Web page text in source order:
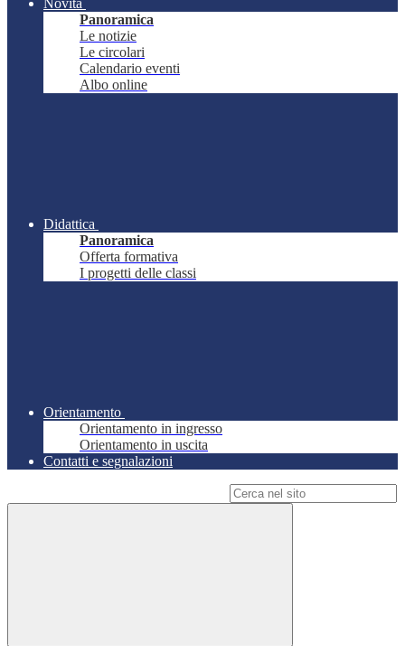
Novità
Panoramica
Le notizie
Le circolari
Calendario eventi
Albo online
Didattica
Panoramica
Offerta formativa
I progetti delle classi
Orientamento
Orientamento in ingresso
Orientamento in uscita
Contatti e segnalazioni